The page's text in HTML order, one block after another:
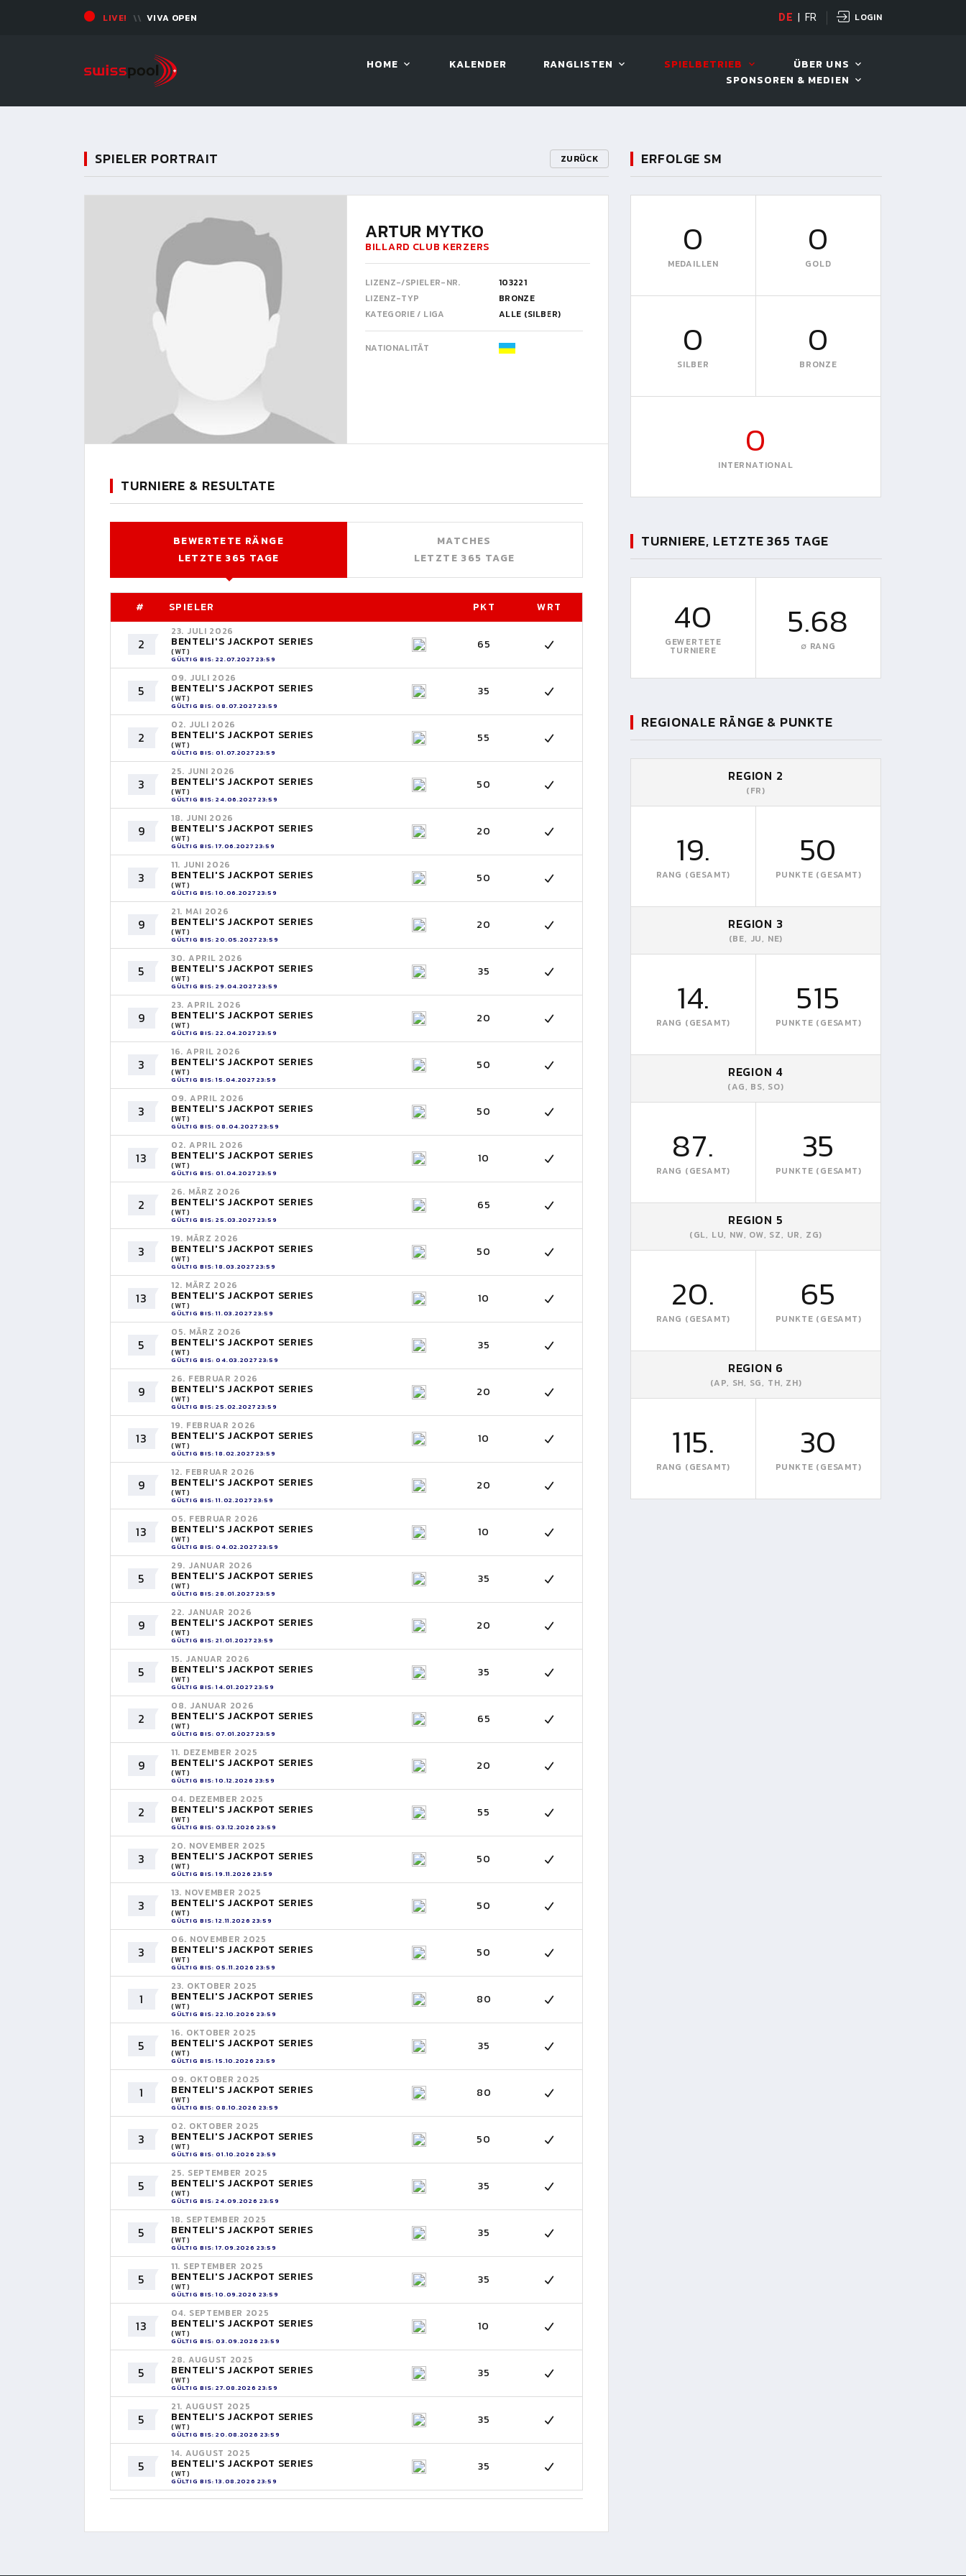
LIVE! VIVA OPEN LIVE! VIVA OPEN
DE FR LOGIN
HOME KALENDER RANGLISTEN SPIELBETRIEB
ÜBER UNS
SPONSOREN & MEDIEN
SPIELER PORTRAIT ZURÜCK
ARTUR MYTKO
BILLARD CLUB KERZERS
LIZENZ-/SPIELER-NR.
103221
LIZENZ-TYP
BRONZE
KATEGORIE / LIGA
ALLE (SILBER)
NATIONALITÄT
TURNIERE & RESULTATE
BEWERTETE RÄNGE
LETZTE 365 TAGE
MATCHES
LETZTE 365 TAGE
# SPIELER PKT WRT
2
23. JULI 2026
BENTELI'S JACKPOT SERIES
(WT)
GÜLTIG BIS: 22.07.2027 23:59
65
5
09. JULI 2026
BENTELI'S JACKPOT SERIES
(WT)
GÜLTIG BIS: 08.07.2027 23:59
35
2
02. JULI 2026
BENTELI'S JACKPOT SERIES
(WT)
GÜLTIG BIS: 01.07.2027 23:59
55
3
25. JUNI 2026
BENTELI'S JACKPOT SERIES
(WT)
GÜLTIG BIS: 24.06.2027 23:59
50
9
18. JUNI 2026
BENTELI'S JACKPOT SERIES
(WT)
GÜLTIG BIS: 17.06.2027 23:59
20
3
11. JUNI 2026
BENTELI'S JACKPOT SERIES
(WT)
GÜLTIG BIS: 10.06.2027 23:59
50
9
21. MAI 2026
BENTELI'S JACKPOT SERIES
(WT)
GÜLTIG BIS: 20.05.2027 23:59
20
5
30. APRIL 2026
BENTELI'S JACKPOT SERIES
(WT)
GÜLTIG BIS: 29.04.2027 23:59
35
9
23. APRIL 2026
BENTELI'S JACKPOT SERIES
(WT)
GÜLTIG BIS: 22.04.2027 23:59
20
3
16. APRIL 2026
BENTELI'S JACKPOT SERIES
(WT)
GÜLTIG BIS: 15.04.2027 23:59
50
3
09. APRIL 2026
BENTELI'S JACKPOT SERIES
(WT)
GÜLTIG BIS: 08.04.2027 23:59
50
13
02. APRIL 2026
BENTELI'S JACKPOT SERIES
(WT)
GÜLTIG BIS: 01.04.2027 23:59
10
2
26. MÄRZ 2026
BENTELI'S JACKPOT SERIES
(WT)
GÜLTIG BIS: 25.03.2027 23:59
65
3
19. MÄRZ 2026
BENTELI'S JACKPOT SERIES
(WT)
GÜLTIG BIS: 18.03.2027 23:59
50
13
12. MÄRZ 2026
BENTELI'S JACKPOT SERIES
(WT)
GÜLTIG BIS: 11.03.2027 23:59
10
5
05. MÄRZ 2026
BENTELI'S JACKPOT SERIES
(WT)
GÜLTIG BIS: 04.03.2027 23:59
35
9
26. FEBRUAR 2026
BENTELI'S JACKPOT SERIES
(WT)
GÜLTIG BIS: 25.02.2027 23:59
20
13
19. FEBRUAR 2026
BENTELI'S JACKPOT SERIES
(WT)
GÜLTIG BIS: 18.02.2027 23:59
10
9
12. FEBRUAR 2026
BENTELI'S JACKPOT SERIES
(WT)
GÜLTIG BIS: 11.02.2027 23:59
20
13
05. FEBRUAR 2026
BENTELI'S JACKPOT SERIES
(WT)
GÜLTIG BIS: 04.02.2027 23:59
10
5
29. JANUAR 2026
BENTELI'S JACKPOT SERIES
(WT)
GÜLTIG BIS: 28.01.2027 23:59
35
9
22. JANUAR 2026
BENTELI'S JACKPOT SERIES
(WT)
GÜLTIG BIS: 21.01.2027 23:59
20
5
15. JANUAR 2026
BENTELI'S JACKPOT SERIES
(WT)
GÜLTIG BIS: 14.01.2027 23:59
35
2
08. JANUAR 2026
BENTELI'S JACKPOT SERIES
(WT)
GÜLTIG BIS: 07.01.2027 23:59
65
9
11. DEZEMBER 2025
BENTELI'S JACKPOT SERIES
(WT)
GÜLTIG BIS: 10.12.2026 23:59
20
2
04. DEZEMBER 2025
BENTELI'S JACKPOT SERIES
(WT)
GÜLTIG BIS: 03.12.2026 23:59
55
3
20. NOVEMBER 2025
BENTELI'S JACKPOT SERIES
(WT)
GÜLTIG BIS: 19.11.2026 23:59
50
3
13. NOVEMBER 2025
BENTELI'S JACKPOT SERIES
(WT)
GÜLTIG BIS: 12.11.2026 23:59
50
3
06. NOVEMBER 2025
BENTELI'S JACKPOT SERIES
(WT)
GÜLTIG BIS: 05.11.2026 23:59
50
1
23. OKTOBER 2025
BENTELI'S JACKPOT SERIES
(WT)
GÜLTIG BIS: 22.10.2026 23:59
80
5
16. OKTOBER 2025
BENTELI'S JACKPOT SERIES
(WT)
GÜLTIG BIS: 15.10.2026 23:59
35
1
09. OKTOBER 2025
BENTELI'S JACKPOT SERIES
(WT)
GÜLTIG BIS: 08.10.2026 23:59
80
3
02. OKTOBER 2025
BENTELI'S JACKPOT SERIES
(WT)
GÜLTIG BIS: 01.10.2026 23:59
50
5
25. SEPTEMBER 2025
BENTELI'S JACKPOT SERIES
(WT)
GÜLTIG BIS: 24.09.2026 23:59
35
5
18. SEPTEMBER 2025
BENTELI'S JACKPOT SERIES
(WT)
GÜLTIG BIS: 17.09.2026 23:59
35
5
11. SEPTEMBER 2025
BENTELI'S JACKPOT SERIES
(WT)
GÜLTIG BIS: 10.09.2026 23:59
35
13
04. SEPTEMBER 2025
BENTELI'S JACKPOT SERIES
(WT)
GÜLTIG BIS: 03.09.2026 23:59
10
5
28. AUGUST 2025
BENTELI'S JACKPOT SERIES
(WT)
GÜLTIG BIS: 27.08.2026 23:59
35
5
21. AUGUST 2025
BENTELI'S JACKPOT SERIES
(WT)
GÜLTIG BIS: 20.08.2026 23:59
35
5
14. AUGUST 2025
BENTELI'S JACKPOT SERIES
(WT)
GÜLTIG BIS: 13.08.2026 23:59
35
ERFOLGE SM
0
MEDAILLEN
0
GOLD
0
SILBER
0
BRONZE
0
INTERNATIONAL
TURNIERE, LETZTE 365 TAGE
40
GEWERTETE
TURNIERE
5.68
∅ RANG
REGIONALE RÄNGE & PUNKTE
REGION 2
(FR)
19.
RANG (GESAMT)
50
PUNKTE (GESAMT)
REGION 3
(BE, JU, NE)
14.
RANG (GESAMT)
515
PUNKTE (GESAMT)
REGION 4
(AG, BS, SO)
87.
RANG (GESAMT)
35
PUNKTE (GESAMT)
REGION 5
(GL, LU, NW, OW, SZ, UR, ZG)
20.
RANG (GESAMT)
65
PUNKTE (GESAMT)
REGION 6
(AP, SH, SG, TH, ZH)
115.
RANG (GESAMT)
30
PUNKTE (GESAMT)